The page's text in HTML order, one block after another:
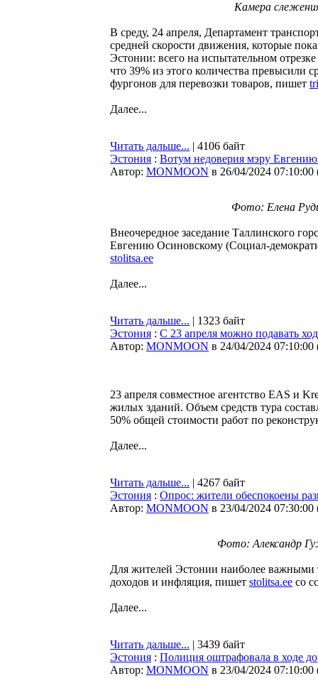
Камера
В среду, 24 апреля, Департамент
средней скорости движения, которые
Эстонии: всего на испытательном
что 39% из этого количества превысили
фургонов для перевозки товаров, пишет
Далее...
Читать дальше... | 4106 байт
Эстония : Вотум недоверия мэру
Автор: MONMOON в 26/04/2024 07:10:00
Фото: Елена
Внеочередное заседание Таллинского
Евгению Осиновскому (Социал-
stolitsa.ee
Далее...
Читать дальше... | 1323 байт
Эстония : С 23 апреля можно подавать
Автор: MONMOON в 24/04/2024 07:10:00
23 апреля совместное агентство EAS и
жилых зданий. Объем средств тура
50% общей стоимости работ по
Далее...
Читать дальше... | 4267 байт
Эстония : Опрос: жители обеспокоены
Автор: MONMOON в 23/04/2024 07:30:00
Фото: Александр
Для жителей Эстонии наиболее важными
доходов и инфляция, пишет stolitsa.ee со
Далее...
Читать дальше... | 3439 байт
Эстония : Полиция оштрафовала в ходе
Автор: MONMOON в 23/04/2024 07:10:00